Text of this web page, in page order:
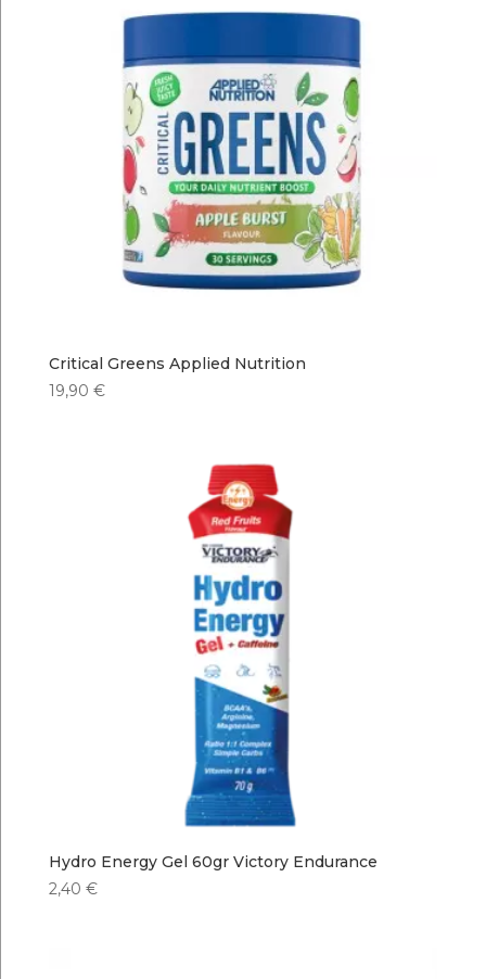
Critical Greens Applied Nutrition
19,90 €
Hydro Energy Gel 60gr Victory Endurance
2,40 €